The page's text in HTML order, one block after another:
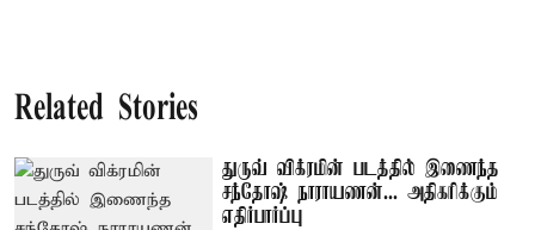
Related Stories
துருவ் விக்ரமின் படத்தில் இணைந்த
சந்தோஷ் நாராயணன்... அதிகரிக்கும்
எதிர்பார்ப்பு